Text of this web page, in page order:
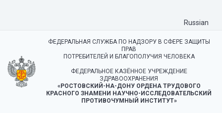
Russian
ФЕДЕРАЛЬНАЯ СЛУЖБА ПО НАДЗОРУ В СФЕРЕ ЗАЩИТЫ
ПРАВ
ПОТРЕБИТЕЛЕЙ И БЛАГОПОЛУЧИЯ ЧЕЛОВЕКА
ФЕДЕРАЛЬНОЕ КАЗЁННОЕ УЧРЕЖДЕНИЕ
ЗДРАВООХРАНЕНИЯ
«РОСТОВСКИЙ-НА-ДОНУ ОРДЕНА ТРУДОВОГО
КРАСНОГО ЗНАМЕНИ НАУЧНО-ИССЛЕДОВАТЕЛЬСКИЙ
ПРОТИВОЧУМНЫЙ ИНСТИТУТ»